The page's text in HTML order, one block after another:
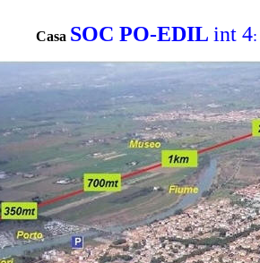
Casa SOC PO-EDIL int 4